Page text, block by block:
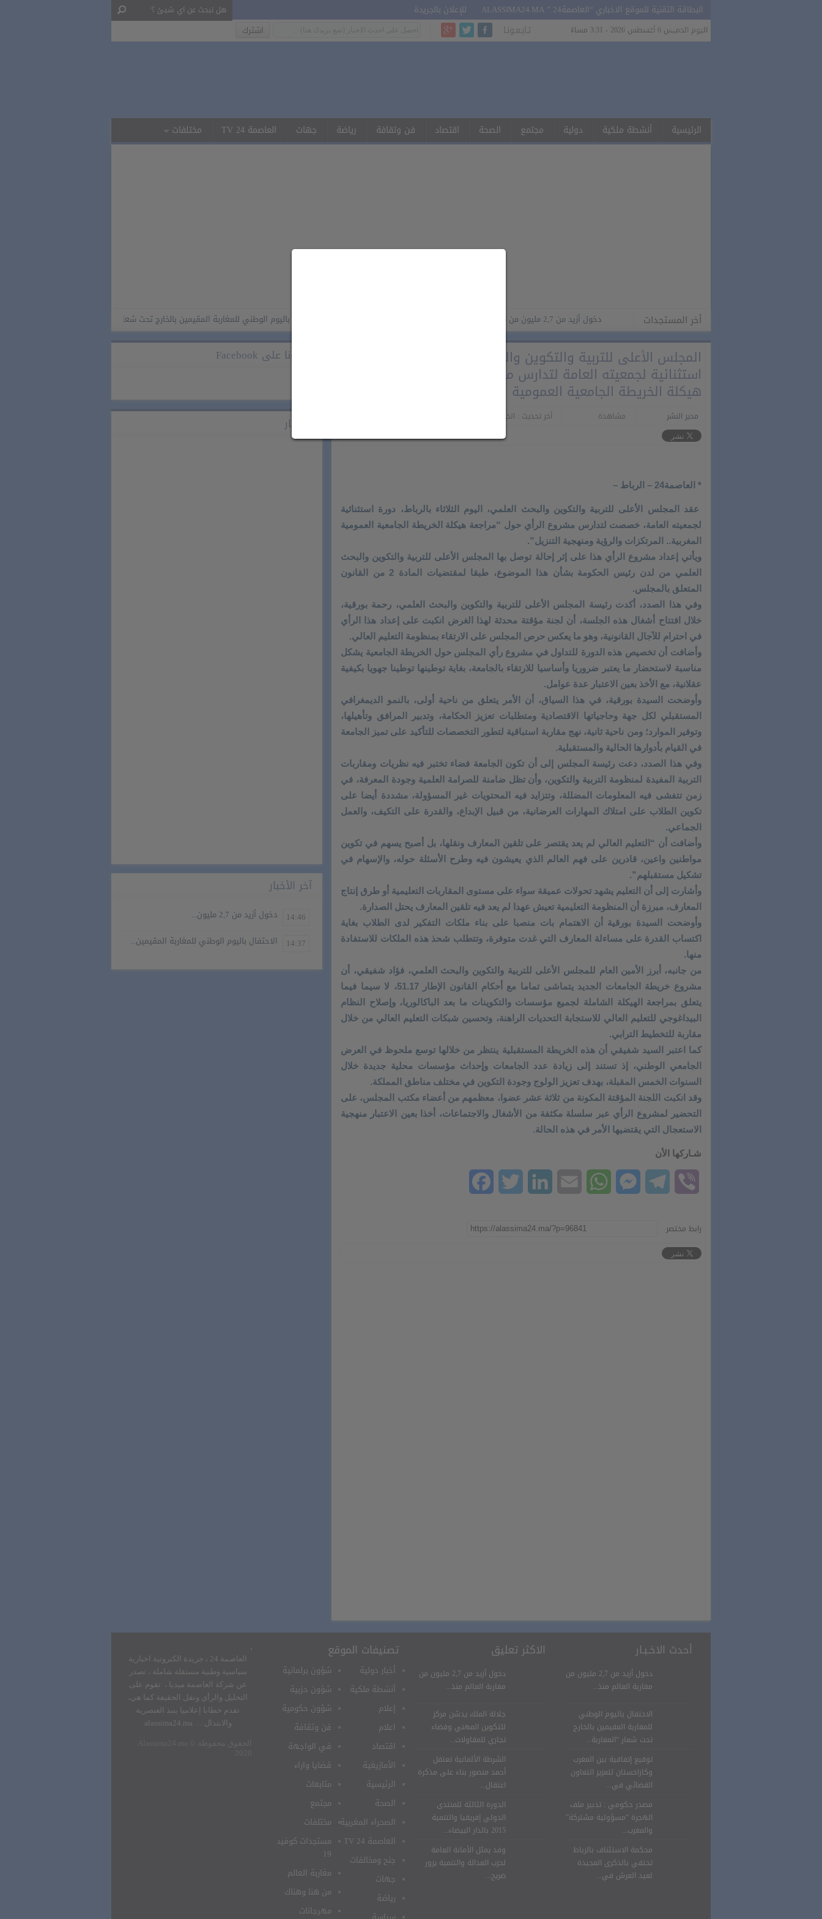
البطاقة التقنية للموقع الاخباري “العاصمة24 ” ALASSIMA24.MA
للإعلان بالجريدة
للاتصال بنا 0627311919
اليوم الخميس 6 أغسطس 2026 - 3:31 مساءً تـابـعـونـا
الرئيسية أنشطة ملكية دولية مجتمع الصحة اقتصاد فن وثقافة رياضة جهات العاصمة 24 TV مختلفات
أخر المستجدات دخول أزيد من 2,7 مليون من مغاربة العالم منذ انطلاق عملية “مرحبا 2026” الاحتفال باليوم الوطني للمغاربة المقيمين بالخارج تحت شعار “المغاربة المقيمون بالخارج في خدمة أوراش
المجلس الأعلى للتربية والتكوين والبحث العلمي يعقد دورة
استثنائية لجمعيته العامة لتدارس مشروع الرأي حول مراجعة
هيكلة الخريطة الجامعية العمومية
مدير النشر مشاهدة أخر تحديث : الخميس 14 مايو 2026 - 12:17 مساءً
* العاصمة24 – الرباط –
عقد المجلس الأعلى للتربية والتكوين والبحث العلمي، اليوم الثلاثاء بالرباط، دورة استثنائية
لجمعيته العامة، خصصت لتدارس مشروع الرأي حول “مراجعة هيكلة الخريطة الجامعية العمومية
المغربية.. المرتكزات والرؤية ومنهجية التنزيل”.
ويأتي إعداد مشروع الرأي هذا على إثر إحالة توصل بها المجلس الأعلى للتربية والتكوين والبحث
العلمي من لدن رئيس الحكومة بشأن هذا الموضوع، طبقا لمقتضيات المادة 2 من القانون
المتعلق بالمجلس.
وفي هذا الصدد، أكدت رئيسة المجلس الأعلى للتربية والتكوين والبحث العلمي، رحمة بورقية،
خلال افتتاح أشغال هذه الجلسة، أن لجنة مؤقتة محدثة لهذا الغرض انكبت على إعداد هذا الرأي
في احترام للآجال القانونية، وهو ما يعكس حرص المجلس على الارتقاء بمنظومة التعليم العالي.
وأضافت أن تخصيص هذه الدورة للتداول في مشروع رأي المجلس حول الخريطة الجامعية يشكل
مناسبة لاستحضار ما يعتبر ضروريا وأساسيا للارتقاء بالجامعة، بغاية توطينها توطينا جهويا بكيفية
عقلانية، مع الأخذ بعين الاعتبار عدة عوامل.
وأوضحت السيدة بورقية، في هذا السياق، أن الأمر يتعلق من ناحية أولى، بالنمو الديمغرافي
المستقبلي لكل جهة وحاجياتها الاقتصادية ومتطلبات تعزيز الحكامة، وتدبير المرافق وتأهيلها،
وتوفير الموارد؛ ومن ناحية ثانية، نهج مقاربة استباقية لتطور التخصصات للتأكيد على تميز الجامعة
في القيام بأدوارها الحالية والمستقبلية.
وفي هذا الصدد، دعت رئيسة المجلس إلى أن تكون الجامعة فضاء تختبر فيه نظريات ومقاربات
التربية المفيدة لمنظومة التربية والتكوين، وأن تظل ضامنة للصرامة العلمية وجودة المعرفة، في
زمن تتفشى فيه المعلومات المضللة، وتتزايد فيه المحتويات غير المسؤولة، مشددة أيضا على
تكوين الطلاب على امتلاك المهارات العرضانية، من قبيل الإبداع، والقدرة على التكيف، والعمل
الجماعي.
وأضافت أن “التعليم العالي لم يعد يقتصر على تلقين المعارف ونقلها، بل أصبح يسهم في تكوين
مواطنين واعين، قادرين على فهم العالم الذي يعيشون فيه وطرح الأسئلة حوله، والإسهام في
تشكيل مستقبلهم”.
وأشارت إلى أن التعليم يشهد تحولات عميقة سواء على مستوى المقاربات التعليمية أو طرق إنتاج
المعارف، مبرزة أن المنظومة التعليمية تعيش عهدا لم يعد فيه تلقين المعارف يحتل الصدارة.
وأوضحت السيدة بورقية أن الاهتمام بات منصبا على بناء ملكات التفكير لدى الطلاب بغاية
اكتساب القدرة على مساءلة المعارف التي غدت متوفرة، وتتطلب شحذ هذه الملكات للاستفادة
منها.
من جانبه، أبرز الأمين العام للمجلس الأعلى للتربية والتكوين والبحث العلمي، فؤاد شفيقي، أن
مشروع خريطة الجامعات الجديد يتماشى تماما مع أحكام القانون الإطار 51.17، لا سيما فيما
يتعلق بمراجعة الهيكلة الشاملة لجميع مؤسسات والتكوينات ما بعد الباكالوريا، وإصلاح النظام
البيداغوجي للتعليم العالي للاستجابة التحديات الراهنة، وتحسين شبكات التعليم العالي من خلال
مقاربة للتخطيط الترابي.
كما اعتبر السيد شفيقي أن هذه الخريطة المستقبلية ينتظر من خلالها توسع ملحوظ في العرض
الجامعي الوطني، إذ تستند إلى زيادة عدد الجامعات وإحداث مؤسسات محلية جديدة خلال
السنوات الخمس المقبلة، بهدف تعزيز الولوج وجودة التكوين في مختلف مناطق المملكة.
وقد انكبت اللجنة المؤقتة المكونة من ثلاثة عشر عضوا، معظمهم من أعضاء مكتب المجلس، على
التحضير لمشروع الرأي عبر سلسلة مكثفة من الأشغال والاجتماعات، أخذا بعين الاعتبار منهجية
الاستعجال التي يقتضيها الأمر في هذه الحالة.
شـاركها الأن
Viber
Telegram
Messenger
WhatsApp
Email
LinkedIn
Twitter
رابط مختصر
تابعونا على Facebook
اشهار
آخر الأخبار
14:46
دخول أزيد من 2,7 مليون...
14:37
الاحتفال باليوم الوطني للمغاربة المقيمين...
أحدث الاخـبـار
دخول أزيد من 2,7 مليون من
مغاربة العالم منذ...
الاحتفال باليوم الوطني
للمغاربة المقيمين بالخارج
تحت شعار “المغاربة...
توقيع إتفاقية بين المغرب
وكازاخستان لتعزيز التعاون
القضائي في...
مصدر حكومي : تدبير ملف
الهجرة “مسؤولية مشتركة”
والمغرب...
محكمة الاستئناف بالرباط
تحتفي بالذكرى المجيدة
لعيد العرش في...
الاكثر تعليق
دخول أزيد من 2,7 مليون من
مغاربة العالم منذ...
جلالة الملك يدشن مركز
للتكوين المهني وفضاء
تجاري للمقاولات...
الشرطة الألمانية تعتقل
أحمد منصور بناء على مذكرة
اعتقال...
الدورة الثالثة للمنتدى
الدولي إفريقيا والتنمية
2015 بالدار البيضاء...
وفد يمثل الأمانة العامة
لحزب العدالة والتنمية يزور
ضريح...
تصنيفات الموقع
أخبار دولية
أنشطة ملكية
إعلام
اعلام
اقتصاد
الأمازيغية
الرئيسية
الصحة
الصحراء المغربية
العاصمة 24 TV
جنح ومخالفات
جهات
رياضة
شؤون برلمانية
شؤون حزبية
شؤون حكومية
فن وثقافة
في الواجهة
قضايا واراء
متابعات
مجتمع
مختلفات
مستجدات كوفيد
19
مغاربة العالم
من هنا وهناك
مهرجانات
العاصمة 24 ، جريدة الكترونية اخبارية
سياسية وطنية مستقلة شاملة ، تصدر
عن شركة العاصمة ميديا ، تقوم على
التحليل والرأي ونقل الحقيقة كما هي،
تقدم خطابا إعلاميا ينبذ العنصرية
والابتذال… alassima24.ma